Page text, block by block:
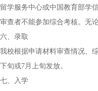
留学服务中心或中国教育部学
审查者不能参加综合考核。无
六、录取
我校根据申请材料审查情况、
下旬或7月上旬发放。
七、入学